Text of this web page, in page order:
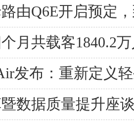
由Q6E开启预定
月共载客1840.2
发布：重新定义
数据质量提升座